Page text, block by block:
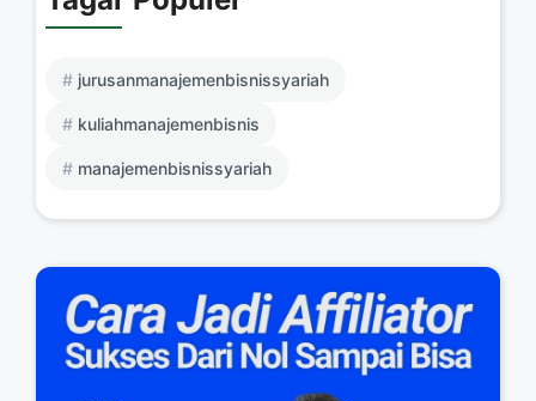
jurusanmanajemenbisnissyariah
kuliahmanajemenbisnis
manajemenbisnissyariah